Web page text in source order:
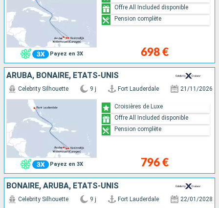
Payez en 3X 698 €
Offre All Included disponible
Pension complète
ARUBA, BONAIRE, ÉTATS-UNIS
Payez en 3X
Celebrity Silhouette 9 j Fort Lauderdale 21/11/2026
796 €
Croisières de Luxe
Offre All Included disponible
Pension complète
BONAIRE, ARUBA, ÉTATS-UNIS
Celebrity Silhouette 9 j Fort Lauderdale 22/01/2028